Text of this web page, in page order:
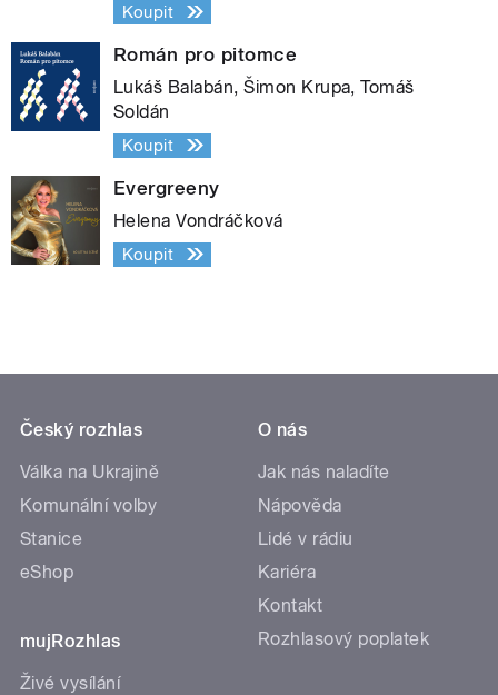
Koupit
Román pro pitomce
Lukáš Balabán, Šimon Krupa, Tomáš
Soldán
Koupit
Evergreeny
Helena Vondráčková
Koupit
Český rozhlas
Válka na Ukrajině
Komunální volby
Stanice
eShop
mujRozhlas
Živé vysílání
O nás
Jak nás naladíte
Nápověda
Lidé v rádiu
Kariéra
Kontakt
Rozhlasový poplatek